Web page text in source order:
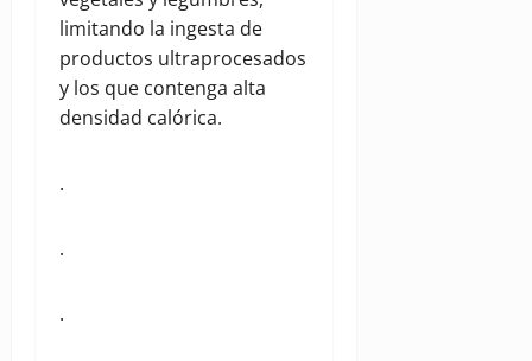
limitando la ingesta de
productos ultraprocesados
y los que contenga alta
densidad calórica.
.
.
.